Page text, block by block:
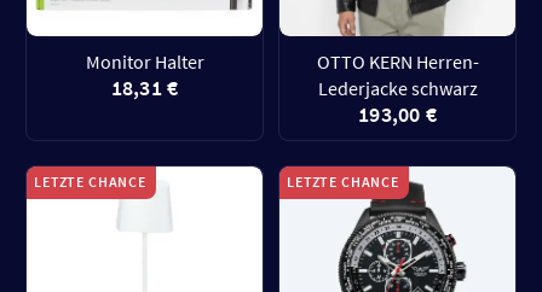
Monitor Halter
18,31 €
OTTO KERN Herren-
Lederjacke schwarz
193,00 €
LETZTE CHANCE LETZTE CHANCE